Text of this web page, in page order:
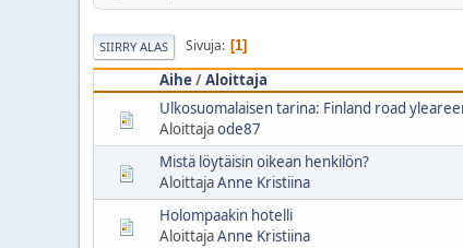
SIIRRY ALAS Sivuja 1
Aihe/Aloittaja
Ulkosuomalaisen tarina: Finland road
Aloittajaode87
Mistä löytäisin oikean henkilön?
AloittajaAnne Kristiina
Holompaakin hotelli
AloittajaAnne Kristiina